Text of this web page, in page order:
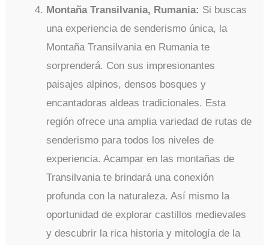
Montaña Transilvania, Rumania: Si buscas
una experiencia de senderismo única, la
Montaña Transilvania en Rumania te
sorprenderá. Con sus impresionantes
paisajes alpinos, densos bosques y
encantadoras aldeas tradicionales. Esta
región ofrece una amplia variedad de rutas de
senderismo para todos los niveles de
experiencia. Acampar en las montañas de
Transilvania te brindará una conexión
profunda con la naturaleza. Así mismo la
oportunidad de explorar castillos medievales
y descubrir la rica historia y mitología de la